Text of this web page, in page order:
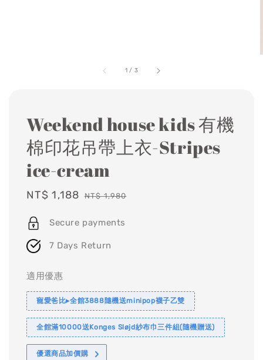
1 / 3
Weekend house kids 有機
棉印花吊帶上衣-Stripes
ice-cream
Sale
NT$ 1,188 Regular
NT$ 1,980
Secure payments
7 Days Return
適用優惠
寵愛爸比▸全館3888隨機送minipop襪子乙雙
全館滿10000送Konges Sløjd紗布巾三件組(隨機贈送)
優選商品加價購